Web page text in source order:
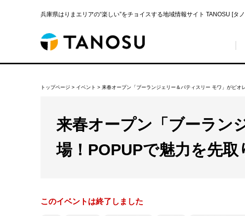
兵庫県はりまエリアの“楽しい”をチョイスする地域情報サイト TANOSU [タ
トップページ > イベント > 来春オープン「ブーランジェリー＆パティスリー モワ」がピオ
来春オープン「ブーラン
場！POPUPで魅力を先取
このイベントは終了しました